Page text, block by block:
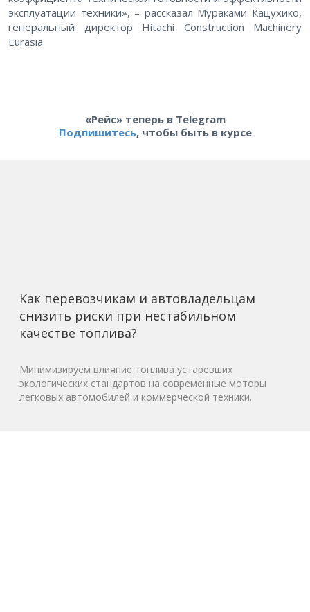
эксплуатации техники», – рассказал Мураками Кацухико,
генеральный директор Hitachi Construction Machinery
Eurasia.
«Рейс» теперь в Telegram
Подпишитесь, чтобы быть в курсе
Как перевозчикам и автовладельцам
снизить риски при нестабильном
качестве топлива?
Минимизируем влияние топлива устаревших
экологических стандартов на современные моторы
легковых автомобилей и коммерческой техники.